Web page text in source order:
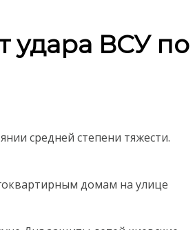
удара ВСУ по
средней степени тяжести.
домам на улице